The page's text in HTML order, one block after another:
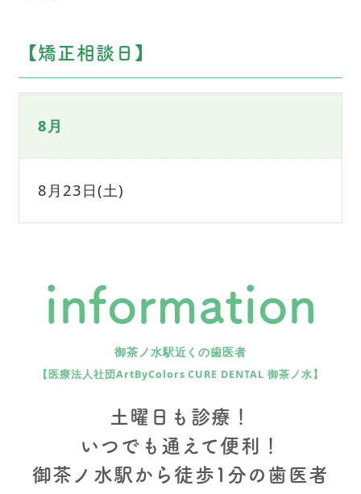
【矯正相談日】
8月
8月23日(土)
information
御茶ノ水駅近くの歯医者
【医療法人社団ArtByColors CURE DENTAL 御茶ノ水】
土曜日も診療！
いつでも通えて便利！
御茶ノ水駅から徒歩1分の歯医者